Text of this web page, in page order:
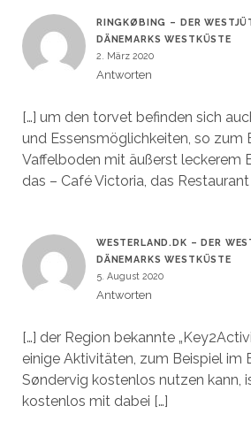
RINGKØBING – DER
DÄNEMARKS WESTKÜSTE
2. März 2020
Antworten
[…] um den torvet befinden sich
und Essensmöglichkeiten, so zum
Vaffelboden mit äußerst leckerem
das – Café Victoria, das
WESTERLAND.DK – DER
DÄNEMARKS WESTKÜSTE
5. August 2020
Antworten
[…] der Region bekannte
einige Aktivitäten, zum Beispiel im
Søndervig kostenlos nutzen kann,
kostenlos mit dabei […]